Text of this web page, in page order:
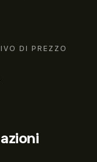
DI PREZZO